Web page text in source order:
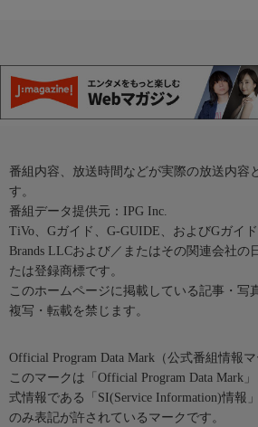
番組内容、放送時間などが実際の放送内容
す。
番組データ提供元：IPG Inc.
TiVo、Gガイド、G-GUIDE、およびGガイ
Brands LLCおよび／またはその関連会社の
たは登録商標です。
このホームページに掲載している記事・写
複写・転載を禁じます。
Official Program Data Mark（公式番組情報マ
このマークは「Official Program Data Mark
式情報である「SI(Service Information)情報
のみ表記が許されているマークです。